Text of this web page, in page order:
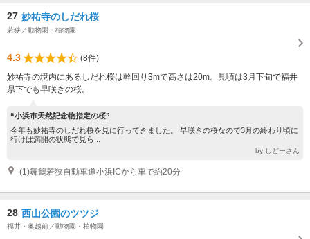
27 妙祐寺のしだれ桜
若狭／動物園・植物園
4.3
(8件)
妙祐寺の境内にあるしだれ桜は幹回り3mで高さは20m。見頃は3月下旬で福井
県下でも早咲きの桜。
“小浜市天然記念物指定の桜”
今年も妙祐寺のしだれ桜を見に行ってきました。 早咲きの桜なので3月の終わり頃に
行けば満開の状態で見ら...
by しどーさん
(1)舞鶴若狭自動車道小浜ICから車で約20分
28 西山公園のツツジ
福井・奥越前／動物園・植物園